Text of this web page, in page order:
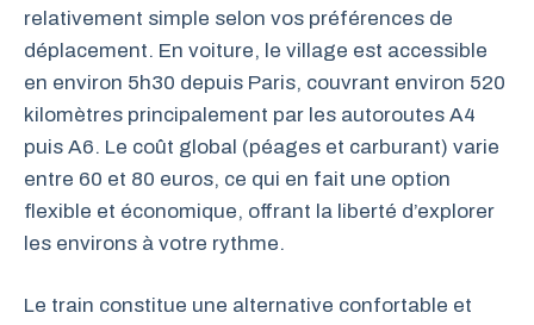
relativement simple selon vos préférences de
déplacement. En voiture, le village est accessible
en environ 5h30 depuis Paris, couvrant environ 520
kilomètres principalement par les autoroutes A4
puis A6. Le coût global (péages et carburant) varie
entre 60 et 80 euros, ce qui en fait une option
flexible et économique, offrant la liberté d’explorer
les environs à votre rythme.
Le train constitue une alternative confortable et